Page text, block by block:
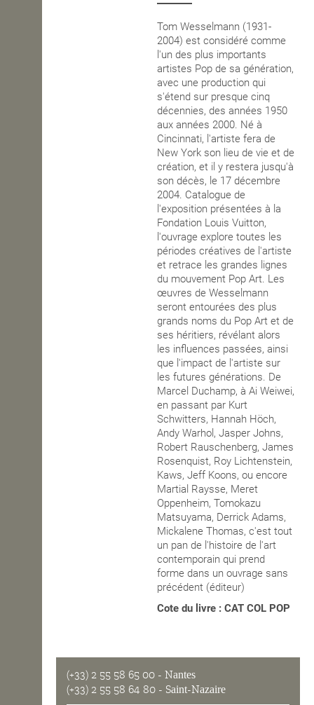
Tom Wesselmann (1931-
2004) est considéré comme
l'un des plus importants
artistes Pop de sa génération,
avec une production qui
s'étend sur presque cinq
décennies, des années 1950
aux années 2000. Né à
Cincinnati, l'artiste fera de
New York son lieu de vie et de
création, et il y restera jusqu'à
son décès, le 17 décembre
2004. Catalogue de
l'exposition présentées à la
Fondation Louis Vuitton,
l'ouvrage explore toutes les
périodes créatives de l'artiste
et retrace les grandes lignes
du mouvement Pop Art. Les
œuvres de Wesselmann
seront entourées des plus
grands noms du Pop Art et de
ses héritiers, révélant alors
les influences passées, ainsi
que l'impact de l'artiste sur
les futures générations. De
Marcel Duchamp, à Ai Weiwei,
en passant par Kurt
Schwitters, Hannah Höch,
Andy Warhol, Jasper Johns,
Robert Rauschenberg, James
Rosenquist, Roy Lichtenstein,
Kaws, Jeff Koons, ou encore
Martial Raysse, Meret
Oppenheim, Tomokazu
Matsuyama, Derrick Adams,
Mickalene Thomas, c'est tout
un pan de l'histoire de l'art
contemporain qui prend
forme dans un ouvrage sans
précédent (éditeur)
Cote du livre : CAT COL POP
(+33) 2 55 58 65 00 - Nantes
(+33) 2 55 58 64 80 - Saint-Nazaire